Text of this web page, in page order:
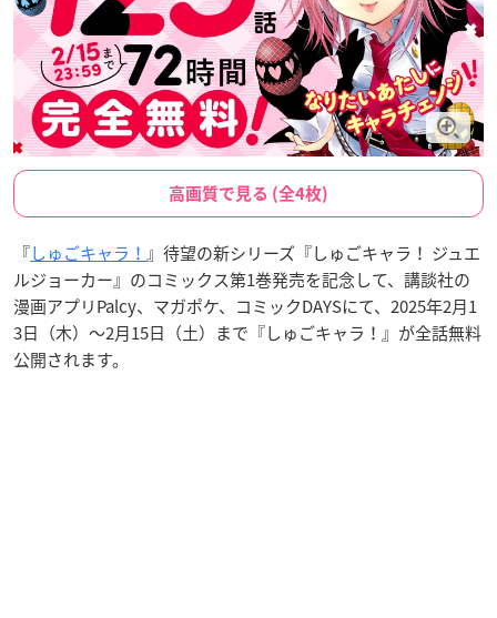
高画質で見る (全4枚)
『しゅごキャラ！ 』待望の新シリーズ『しゅごキャラ！ ジュエ
ルジョーカー』のコミックス第1巻発売を記念して、講談社の
漫画アプリPalcy、マガポケ、コミックDAYSにて、2025年2月1
3日（木）～2月15日（土）まで『しゅごキャラ！』が全話無料
公開されます。